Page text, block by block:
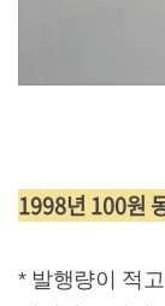
1998년 100원
* 발행량이 적